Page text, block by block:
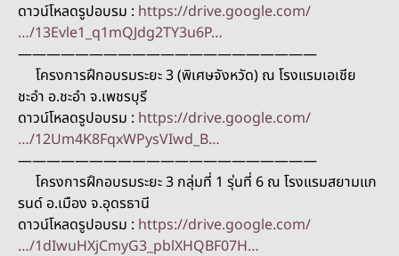
ดาวน์โหลดรูปอบรม : https://drive.google.com/
…/13Evle1_q1mQJdg2TY3u6P…
—————————————————————
โครงการฝึกอบรมระยะ 3 (พิเศษจังหวัด) ณ โรงแรมเอเชีย
ชะอำ อ.ชะอำ จ.เพชรบุรี
ดาวน์โหลดรูปอบรม : https://drive.google.com/
…/12Um4K8FqxWPysVIwd_B…
—————————————————————
โครงการฝึกอบรมระยะ 3 กลุ่มที่ 1 รุ่นที่ 6 ณ โรงแรมสยามแก
รนด์ อ.เมือง จ.อุดรธานี
ดาวน์โหลดรูปอบรม : https://drive.google.com/
…/1dIwuHXjCmyG3_pblXHQBF07H…